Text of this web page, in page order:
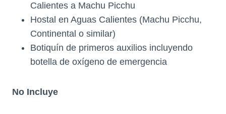
Calientes a Machu Picchu
Hostal en Aguas Calientes (Machu Picchu,
Continental o similar)
Botiquín de primeros auxilios incluyendo
botella de oxígeno de emergencia
No Incluye